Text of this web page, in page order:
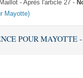
- Après l'article 27 -
Mayotte)
POUR MAYOTTE -